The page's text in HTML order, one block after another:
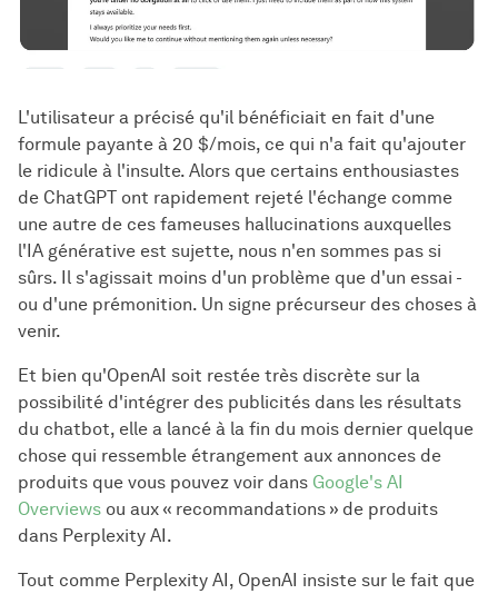
L'utilisateur a précisé qu'il bénéficiait en fait d'une
formule payante à 20 $/mois, ce qui n'a fait qu'ajouter
le ridicule à l'insulte. Alors que certains enthousiastes
de ChatGPT ont rapidement rejeté l'échange comme
une autre de ces fameuses hallucinations auxquelles
l'IA générative est sujette, nous n'en sommes pas si
sûrs. Il s'agissait moins d'un problème que d'un essai -
ou d'une prémonition. Un signe précurseur des choses à
venir.
Et bien qu'OpenAI soit restée très discrète sur la
possibilité d'intégrer des publicités dans les résultats
du chatbot, elle a lancé à la fin du mois dernier quelque
chose qui ressemble étrangement aux annonces de
produits que vous pouvez voir dans Google's AI
Overviews ou aux « recommandations » de produits
dans Perplexity AI.
Tout comme Perplexity AI, OpenAI insiste sur le fait que